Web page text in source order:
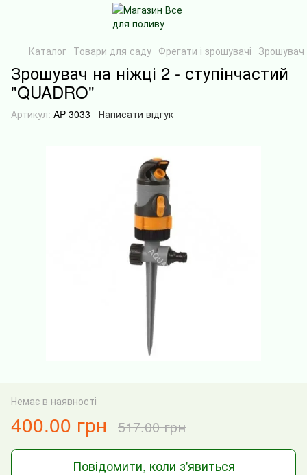
Каталог Товари для саду Фрегати і зрошувачі Зрошувач
Зрошувач на ніжці 2 - ступінчастий
"QUADRO"
Артикул: AP 3033 Написати відгук
Немає в наявності
400.00 грн 517.00 грн
Повідомити, коли з'явиться